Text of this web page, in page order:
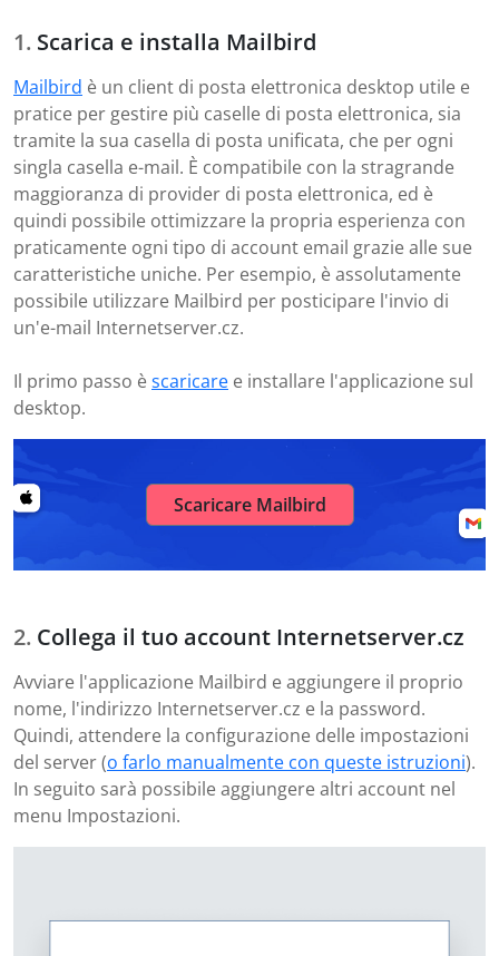
Scarica e installa Mailbird
Mailbird è un client di posta elettronica desktop utile e
pratice per gestire più caselle di posta elettronica, sia
tramite la sua casella di posta unificata, che per ogni
singla casella e-mail. È compatibile con la stragrande
maggioranza di provider di posta elettronica, ed è
quindi possibile ottimizzare la propria esperienza con
praticamente ogni tipo di account email grazie alle sue
caratteristiche uniche. Per esempio, è assolutamente
possibile utilizzare Mailbird per posticipare l'invio di
un'e-mail Internetserver.cz.
Il primo passo èscaricare e installare l'applicazione sul
desktop.
Scaricare Mailbird
Collega il tuo account Internetserver.cz
Avviare l'applicazione Mailbird e aggiungere il proprio
nome, l'indirizzo Internetserver.cz e la password.
Quindi, attendere la configurazione delle impostazioni
del server (o farlo manualmente con queste istruzioni).
In seguito sarà possibile aggiungere altri account nel
menu Impostazioni.